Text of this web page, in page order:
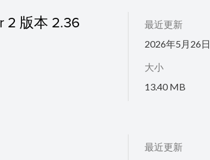
2 版本 2.36
最近更新
2026年5月26日
大小
13.40 MB
最近更新